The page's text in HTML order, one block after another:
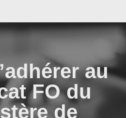
au
FO du
de